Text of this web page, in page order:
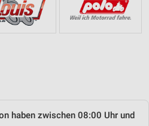
haben zwischen 08:00 Uhr und